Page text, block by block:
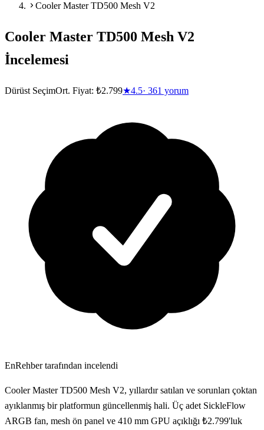
Cooler Master TD500 Mesh V2
Cooler Master TD500 Mesh V2
İncelemesi
Dürüst SeçimOrt. Fiyat: ₺2.799★4.5· 361 yorum
EnRehber tarafından incelendi
Cooler Master TD500 Mesh V2, yıllardır satılan ve sorunları çoktan
ayıklanmış bir platformun güncellenmiş hali. Üç adet SickleFlow
ARGB fan, mesh ön panel ve 410 mm GPU açıklığı ₺2.799'luk